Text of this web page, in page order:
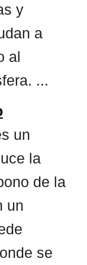
y
a
al
...
un
la
de la
un
se